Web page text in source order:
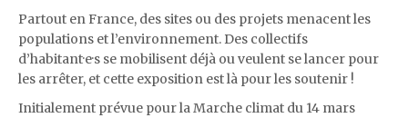
Partout en France, des sites ou des projets menacent les
populations et l’environnement. Des collectifs
d’habitant·e·s se mobilisent déjà ou veulent se lancer pour
les arrêter, et cette exposition est là pour les soutenir !
Initialement prévue pour la Marche climat du 14 mars